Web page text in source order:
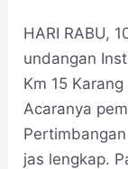
HARI RABU,
undangan
Km 15
Acaranya
jas lengkap.